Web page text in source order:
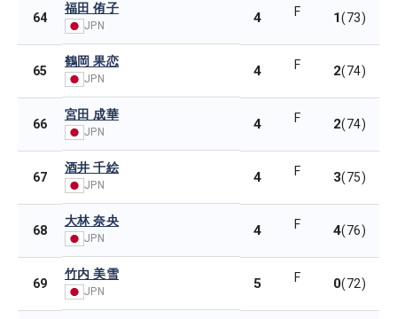
64
福田 侑子
JPN 4 F 1(73)
65
鶴岡 果恋
JPN 4 F 2(74)
66
宮田 成華
JPN 4 F 2(74)
67
酒井 千絵
JPN 4 F 3(75)
68
大林 奈央
JPN 4 F 4(76)
69
竹内 美雪
JPN 5 F 0(72)